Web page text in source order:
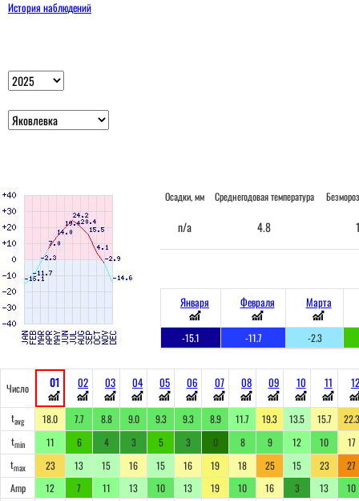
История наблюдений
Осадки, мм Среднегодовая температура
n/a 4.8
Января Февраля Марта
-15.1 -11.7 -2.3
Число 01 02 03 04 05 06 07 08 09 10 11 12
tavg 18.0 7.7 8.8 9.0 9.3 9.3 8.9 11.7 19.3 13.5 15.7
22.3
tmin 11 6 4 3 5 3 0 8 9 12 10
17
tmax 23 13 15 16 15 16 19 18 25 15 23
27
Amp
12 7 11 13 10 13 19 10 16 3 13
10